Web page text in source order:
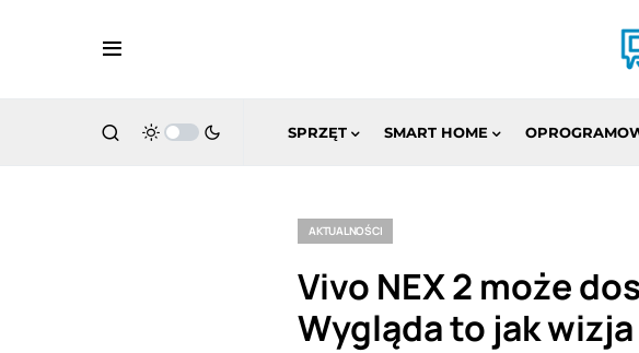
SPRZĘT SMART HOME
AKTUALNOŚCI
Vivo NEX 2 może
Wygląda to jak